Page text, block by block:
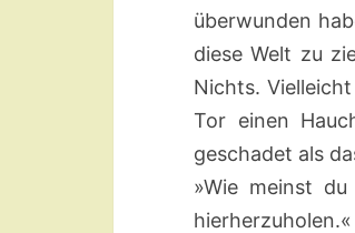
überwunden
diese Welt zu
Nichts.
Tor einen
geschadet als
»Wie meinst
hierherzuholen.«